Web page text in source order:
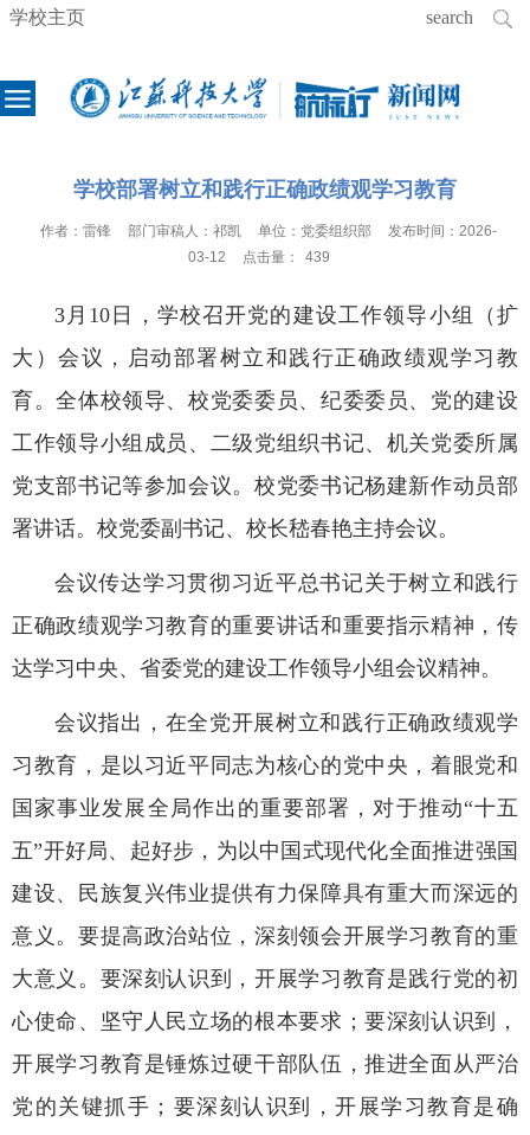
学校主页
学校部署树立和践行正确政绩观学习教育
作者： 雷锋 部门审稿人： 祁凯 单位： 党委组织部 发布时间： 2026-
03-12
点击量： 439
3月10日，学校召开党的建设工作领导小组（扩
大）会议，启动部署树立和践行正确政绩观学习教
育。全体校领导、校党委委员、纪委委员、党的建设
工作领导小组成员、二级党组织书记、机关党委所属
党支部书记等参加会议。校党委书记杨建新作动员部
署讲话。校党委副书记、校长嵇春艳主持会议。
会议传达学习贯彻习近平总书记关于树立和践行
正确政绩观学习教育的重要讲话和重要指示精神，传
达学习中央、省委党的建设工作领导小组会议精神。
会议指出，在全党开展树立和践行正确政绩观学
习教育，是以习近平同志为核心的党中央，着眼党和
国家事业发展全局作出的重要部署，对于推动“十五
五”开好局、起好步，为以中国式现代化全面推进强国
建设、民族复兴伟业提供有力保障具有重大而深远的
意义。要提高政治站位，深刻领会开展学习教育的重
大意义。要深刻认识到，开展学习教育是践行党的初
心使命、坚守人民立场的根本要求；要深刻认识到，
开展学习教育是锤炼过硬干部队伍，推进全面从严治
党的关键抓手；要深刻认识到，开展学习教育是确